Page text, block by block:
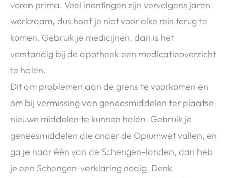
voren prima. Veel inentingen zijn vervolgens jaren
werkzaam, dus hoef je niet voor elke reis terug te
komen. Gebruik je medicijnen, dan is het
verstandig bij de apotheek een medicatieoverzicht
te halen.
Dit om problemen aan de grens te voorkomen en
om bij vermissing van geneesmiddelen ter plaatse
nieuwe middelen te kunnen halen. Gebruik je
geneesmiddelen die onder de Opiumwet vallen, en
ga je naar één van de Schengen-landen, dan heb
je een Schengen-verklaring nodig. Denk